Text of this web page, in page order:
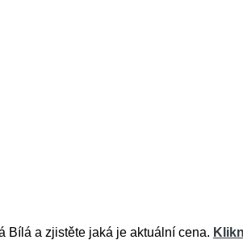
Bílá a zjistěte jaká je aktuální cena.